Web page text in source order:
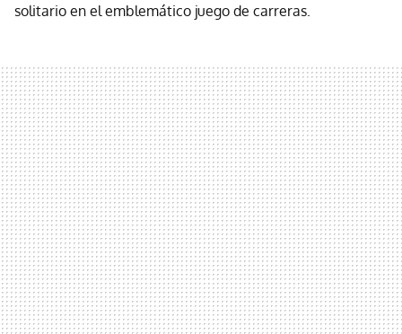
solitario en el emblemático juego de carreras.